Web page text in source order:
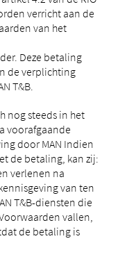
verricht aan de
van het
Deze betaling
de verplichting
T&B.
nog steeds in het
voorafgaande
door MAN Indien
de betaling, kan zij:
verlenen na
van ten
T&B-diensten die
vallen,
de betaling is